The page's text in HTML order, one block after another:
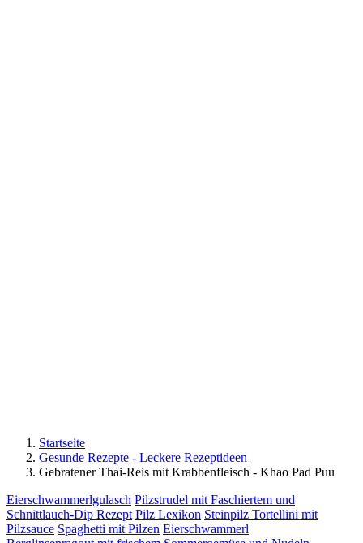
Startseite
Gesunde Rezepte - Leckere Rezeptideen
Gebratener Thai-Reis mit Krabbenfleisch - Khao Pad Puu
Eierschwammerlgulasch Pilzstrudel mit Faschiertem und
Schnittlauch-Dip Rezept Pilz Lexikon Steinpilz Tortellini mit
Pilzsauce Spaghetti mit Pilzen Eierschwammerl